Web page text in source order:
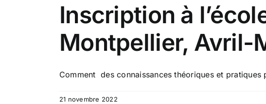
Inscription à
Montpellier, Avril-
Comment des connaissances théoriques et
21 novembre 2022